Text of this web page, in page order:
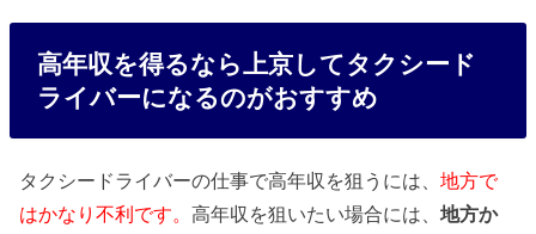
高年収を得るなら上京してタクシード
ライバーになるのがおすすめ
タクシードライバーの仕事で高年収を狙うには、地方で
はかなり不利です。高年収を狙いたい場合には、地方か